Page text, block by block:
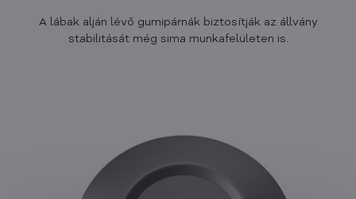
A lábak alján lévő gumipárnák biztosítják az állvány
stabilitását még sima munkafelületen is.